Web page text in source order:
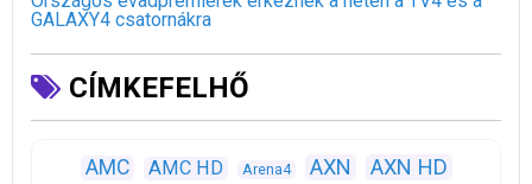
GALAXY4 csatornákra
CÍMKEFELHŐ
AMC AMC HD Arena4 AXN AXN HD